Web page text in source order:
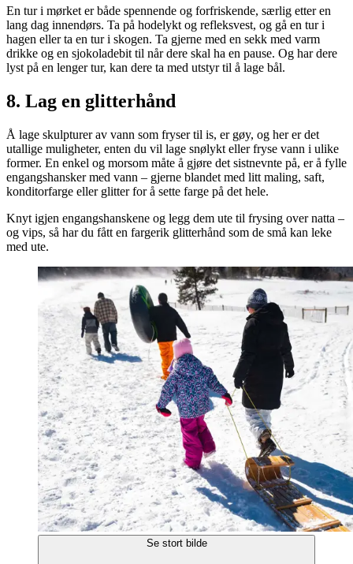
En tur i mørket er både spennende og forfriskende, særlig etter en
lang dag innendørs. Ta på hodelykt og refleksvest, og gå en tur i
hagen eller ta en tur i skogen. Ta gjerne med en sekk med varm
drikke og en sjokoladebit til når dere skal ha en pause. Og har dere
lyst på en lenger tur, kan dere ta med utstyr til å lage bål.
8. Lag en glitterhånd
Å lage skulpturer av vann som fryser til is, er gøy, og her er det
utallige muligheter, enten du vil lage snølykt eller fryse vann i ulike
former. En enkel og morsom måte å gjøre det sistnevnte på, er å fylle
engangshansker med vann – gjerne blandet med litt maling, saft,
konditorfarge eller glitter for å sette farge på det hele.
Knyt igjen engangshanskene og legg dem ute til frysing over natta –
og vips, så har du fått en fargerik glitterhånd som de små kan leke
med ute.
Se stort bilde